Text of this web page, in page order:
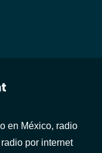
en México, radio
por internet